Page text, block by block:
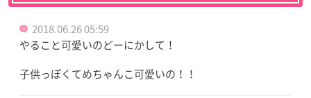
2018.06.26 05:59
やること可愛いのどーにかして！
子供っぽくてめちゃんこ可愛いの！！